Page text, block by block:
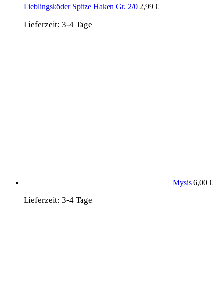
Lieblingsköder Spitze Haken Gr. 2/0 2,99 €
Lieferzeit: 3-4 Tage
Mysis 6,00 €
Lieferzeit: 3-4 Tage